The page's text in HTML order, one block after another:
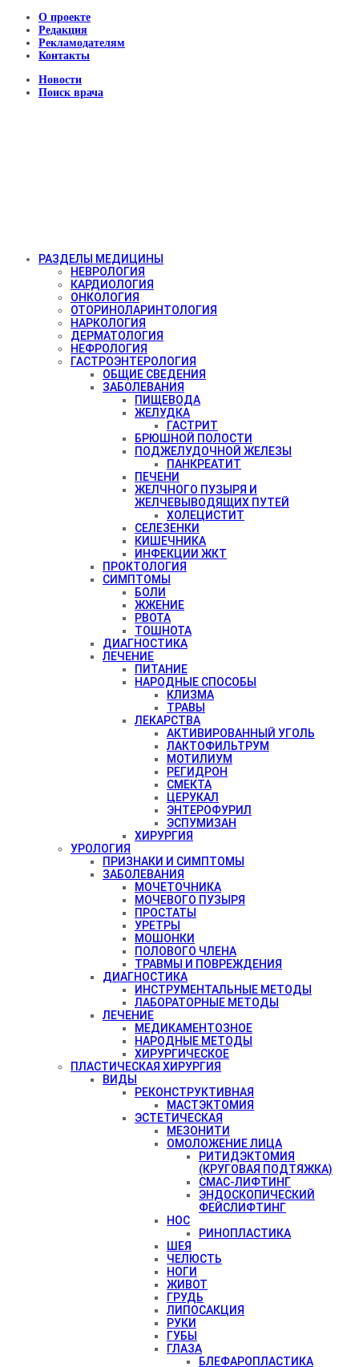
О проекте
Редакция
Рекламодателям
Контакты
Новости
Поиск врача
РАЗДЕЛЫ МЕДИЦИНЫ
НЕВРОЛОГИЯ
КАРДИОЛОГИЯ
ОНКОЛОГИЯ
ОТОРИНОЛАРИНТОЛОГИЯ
НАРКОЛОГИЯ
ДЕРМАТОЛОГИЯ
НЕФРОЛОГИЯ
ГАСТРОЭНТЕРОЛОГИЯ
ОБЩИЕ СВЕДЕНИЯ
ЗАБОЛЕВАНИЯ
ПИЩЕВОДА
ЖЕЛУДКА
ГАСТРИТ
БРЮШНОЙ ПОЛОСТИ
ПОДЖЕЛУДОЧНОЙ ЖЕЛЕЗЫ
ПАНКРЕАТИТ
ПЕЧЕНИ
ЖЕЛЧНОГО ПУЗЫРЯ И
ЖЕЛЧЕВЫВОДЯЩИХ ПУТЕЙ
ХОЛЕЦИСТИТ
СЕЛЕЗЕНКИ
КИШЕЧНИКА
ИНФЕКЦИИ ЖКТ
ПРОКТОЛОГИЯ
СИМПТОМЫ
БОЛИ
ЖЖЕНИЕ
РВОТА
ТОШНОТА
ДИАГНОСТИКА
ЛЕЧЕНИЕ
ПИТАНИЕ
НАРОДНЫЕ СПОСОБЫ
КЛИЗМА
ТРАВЫ
ЛЕКАРСТВА
АКТИВИРОВАННЫЙ УГОЛЬ
ЛАКТОФИЛЬТРУМ
МОТИЛИУМ
РЕГИДРОН
СМЕКТА
ЦЕРУКАЛ
ЭНТЕРОФУРИЛ
ЭСПУМИЗАН
ХИРУРГИЯ
УРОЛОГИЯ
ПРИЗНАКИ И СИМПТОМЫ
ЗАБОЛЕВАНИЯ
МОЧЕТОЧНИКА
МОЧЕВОГО ПУЗЫРЯ
ПРОСТАТЫ
УРЕТРЫ
МОШОНКИ
ПОЛОВОГО ЧЛЕНА
ТРАВМЫ И ПОВРЕЖДЕНИЯ
ДИАГНОСТИКА
ИНСТРУМЕНТАЛЬНЫЕ МЕТОДЫ
ЛАБОРАТОРНЫЕ МЕТОДЫ
ЛЕЧЕНИЕ
МЕДИКАМЕНТОЗНОЕ
НАРОДНЫЕ МЕТОДЫ
ХИРУРГИЧЕСКОЕ
ПЛАСТИЧЕСКАЯ ХИРУРГИЯ
ВИДЫ
РЕКОНСТРУКТИВНАЯ
МАСТЭКТОМИЯ
ЭСТЕТИЧЕСКАЯ
МЕЗОНИТИ
ОМОЛОЖЕНИЕ ЛИЦА
РИТИДЭКТОМИЯ
(КРУГОВАЯ ПОДТЯЖКА)
СМАС-ЛИФТИНГ
ЭНДОСКОПИЧЕСКИЙ
ФЕЙСЛИФТИНГ
НОС
РИНОПЛАСТИКА
ШЕЯ
ЧЕЛЮСТЬ
НОГИ
ЖИВОТ
ГРУДЬ
ЛИПОСАКЦИЯ
РУКИ
ГУБЫ
ГЛАЗА
БЛЕФАРОПЛАСТИКА